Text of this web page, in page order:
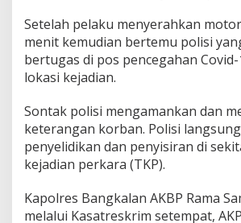
Setelah pelaku menyerahkan
menit kemudian bertemu polisi
bertugas di pos pencegahan
lokasi kejadian.
Sontak polisi mengamankan dan
keterangan korban. Polisi
penyelidikan dan penyisiran di
kejadian perkara (TKP).
Kapolres Bangkalan AKBP Rama
melalui Kasatreskrim setempat,